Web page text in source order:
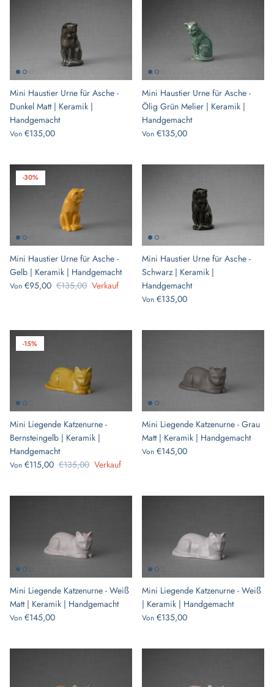
-31%
Tierurnen mit Teelicht - Blaue Melange
| Keramikurne
Von Verkauf
Mini Haustier Urne für Asche -
Dunkel Matt | Keramik |
Handgemacht
Von €135,00
Mini Haustier Urne für Asche -
Ölig Grün Melier | Keramik |
Handgemacht
Von €135,00
-30%
Mini Haustier Urne für Asche -
Gelb | Keramik | Handgemacht
Von €95,00 €135,00 Verkauf
Mini Haustier Urne für Asche -
Schwarz | Keramik |
Handgemacht
Von €135,00
-15%
Mini Liegende Katzenurne -
Bernsteingelb | Keramik |
Handgemacht
Von €115,00 €135,00 Verkauf
Mini Liegende Katzenurne - Grau
Matt | Keramik | Handgemacht
Von €145,00
Mini Liegende Katzenurne - Weiß
Matt | Keramik | Handgemacht
Von €145,00
Mini Liegende Katzenurne - Weiß
| Keramik | Handgemacht
Von €135,00